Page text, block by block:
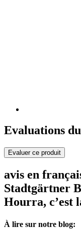
Evaluations
Evaluer ce produit
avis en
Stadtgärtner
Hourra, c’est
À lire sur notre blog: